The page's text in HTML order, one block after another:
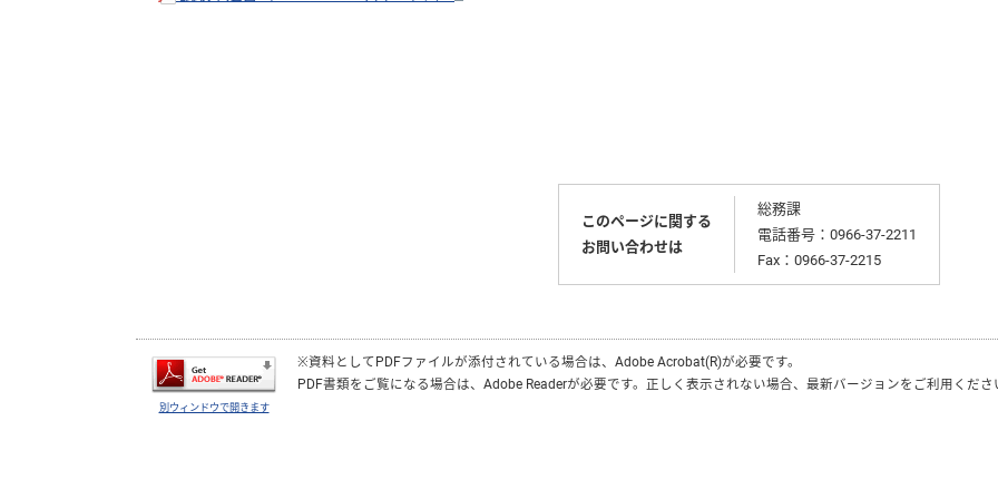
このページに関する
お問い合わせは
総務課
電話番号：0966-37-2211
Fax：0966-37-2215
別ウィンドウで開きます
※資料としてPDFファイルが添付されている場合は、 Adobe Acrobat(R)が必要です。
PDF書類をご覧になる場合は、 Adobe Readerが必要です。正しく表示されない場合、最新バージョンをご利用くださ